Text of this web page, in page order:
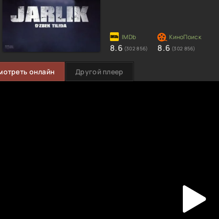
8.6 (302 856) 8.6 (302 856)
онлайн Другой плеер